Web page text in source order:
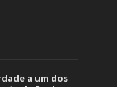
a um dos